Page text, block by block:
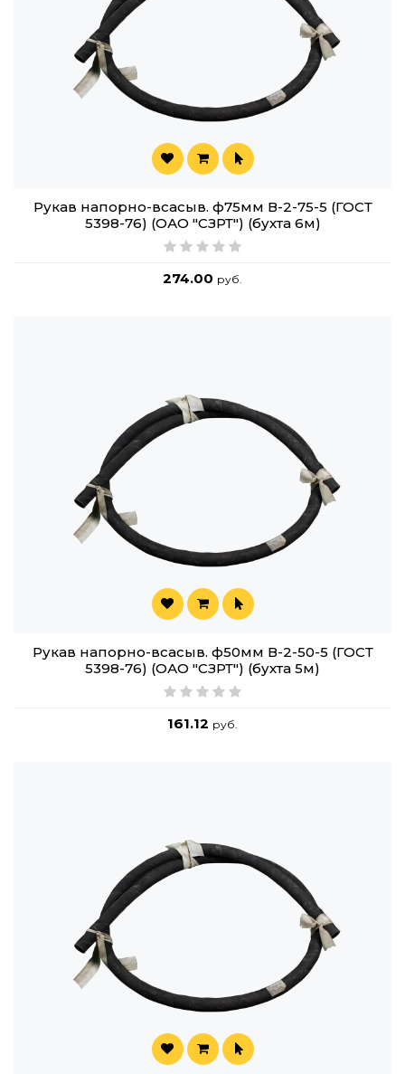
Рукав напорно-всасыв. ф75мм В-2-75-5 (ГОСТ
5398-76) (ОАО "СЗРТ") (бухта 6м)
274.00 руб.
Рукав напорно-всасыв. ф50мм В-2-50-5 (ГОСТ
5398-76) (ОАО "СЗРТ") (бухта 5м)
161.12 руб.